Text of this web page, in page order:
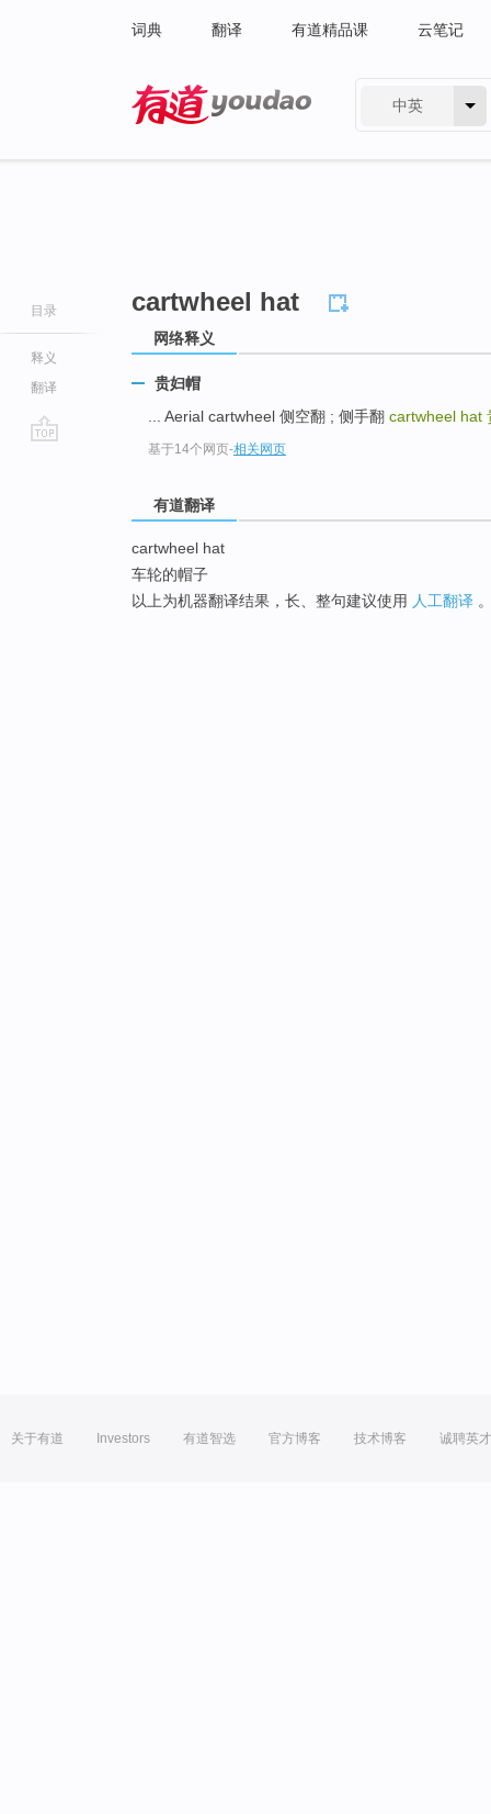
词典 翻译 有道精品课 云笔记
中英
目录
释义
翻译
cartwheel hat
网络释义
贵妇帽
... Aerial cartwheel 侧空翻 ; 侧手翻 cartwheel hat
基于14个网页-相关网页
有道翻译
cartwheel hat
车轮的帽子
以上为机器翻译结果，长、整句建议使用 人工翻译
关于有道 Investors 有道智选 官方博客 技术博客 诚聘英才